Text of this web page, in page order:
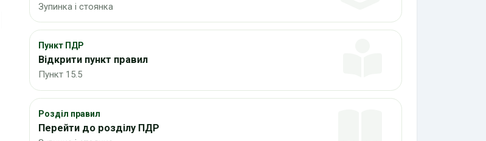
Зупинка і стоянка
Пункт ПДР
Відкрити пункт правил
Пункт 15.5
Розділ правил
Перейти до розділу ПДР